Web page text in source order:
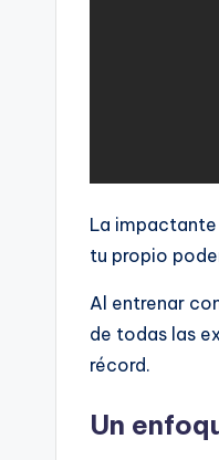
La impactante
tu propio
Al entrenar
de todas las
récord.
Un